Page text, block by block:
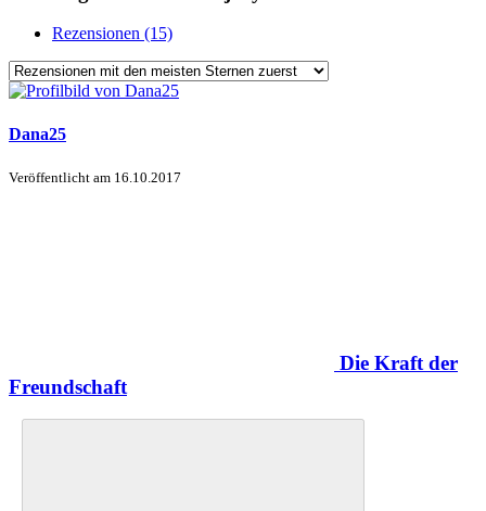
Rezensionen (15)
Dana25
Veröffentlicht am 16.10.2017
Die Kraft der
Freundschaft